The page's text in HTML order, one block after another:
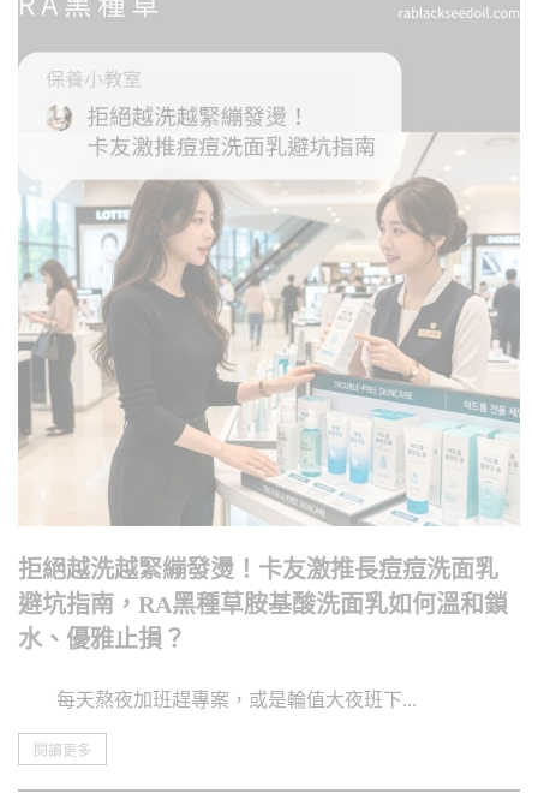
拒絕越洗越緊繃發燙！卡友激推長痘痘洗面乳
避坑指南，RA黑種草胺基酸洗面乳如何溫和鎖
水、優雅止損？
每天熬夜加班趕專案，或是輪值大夜班下...
閱讀更多